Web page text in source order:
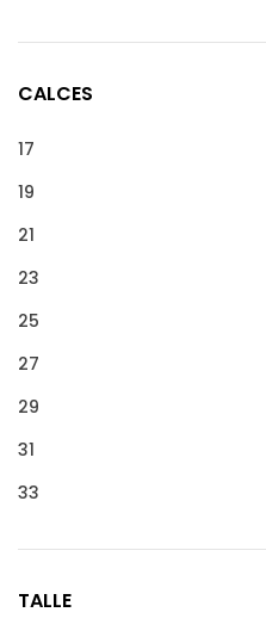
CALCES
17
19
21
23
25
27
29
31
33
TALLE